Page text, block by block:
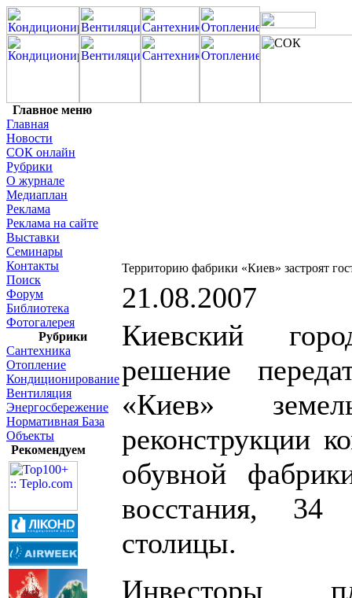
Главное меню
Главная
Новости
СОК онлайн
Рубрики
О журнале
Медиаплан
Реклама
Реклама на сайте
Выставки
Семинары
Контакты
Поиск
Форум
Библиотека
Фотогалерея
Рубрики
Сантехника
Отопление
Кондиционирование
Вентиляция
Энергосбережение
Нормативная База
Объекты
Рекомендуем
Территорию фабрики «Киев» застроят
21.08.2007
Киевский
решение
«Киев»
реконструкции
обувной
восстания,
столицы.
Инвесторы